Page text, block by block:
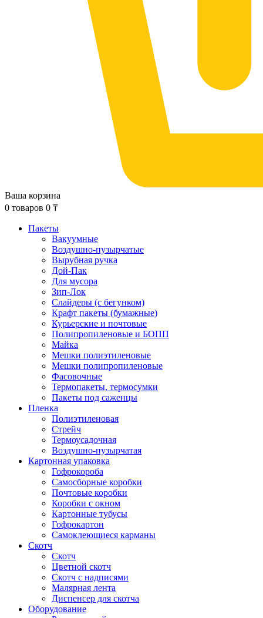
Ваша корзина
0 товаров 0 ₸
Пакеты
Вакуумные
Воздушно-пузырчатые
Вырубная ручка
Дой-Пак
Для мусора
Зип-Лок
Слайдеры (с бегунком)
Крафт пакеты (бумажные)
Курьерские и почтовые
Полипропиленовые и БОПП
Майка
Мешки полиэтиленовые
Мешки полипропиленовые
Фасовочные
Термопакеты, термосумки
Пакеты под саженцы
Пленка
Полиэтиленовая
Стрейч
Термоусадочная
Воздушно-пузырчатая
Картонная упаковка
Гофрокороба
Самосборные коробки
Почтовые коробки
Коробки с окном
Картонные тубусы
Гофрокартон
Самоклеющиеся карманы
Скотч
Скотч
Цветной скотч
Скотч с надписями
Малярная лента
Диспенсер для скотча
Оборудование